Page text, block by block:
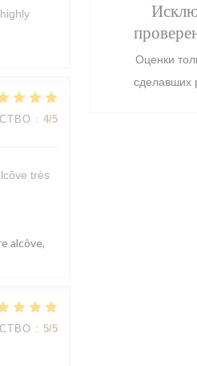
: 4/5
très
alcôve,
: 5/5
Оценки
сделавших